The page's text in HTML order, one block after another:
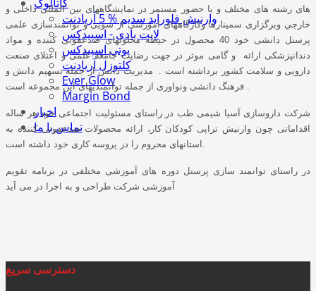
کاتالوگ
وارنیش فلوراید سدیم % 5 آریادنت
لایت بادی - اسپیدکس
پوتی اسپیدکس
کلتوزل آریادنت
Ever Glow
Margin Bond
اخبار
تماس با ما
های رشته های مختلف و با حضور مستمر در نمایشگاههای بین المللی داخلی و
خارجي وبرگزاری سمینارها وکارگاههای اموزشی از سویی و توانمندسازی علمی
پرسنل دانشی خود 40 محصول در حیطه محلولهای ضدعفونی کننده و مواد
دندانپزشکی ارائه و گامی موثر در جهت رضایت جامعه علمی و اعتلای صنعت
دارویی و سلامت کشور برداشته است . مدیریت دانش از جمله تسهیم دانش و
شرکت داروسازی آسیا شیمی طب در راستای مسئولیت اجتماعی خود هر ساله
اقداماتی چون وارنیش تراپی کودکان کار، ارائه محصولات ضدعفونی کننده به
در راستای توانمند سازی پرسنل دوره های آموزشی مختلفی در برنامه تقویم
آموزشی شرکت طراحی و به اجرا در می آید
دسترسی سریع